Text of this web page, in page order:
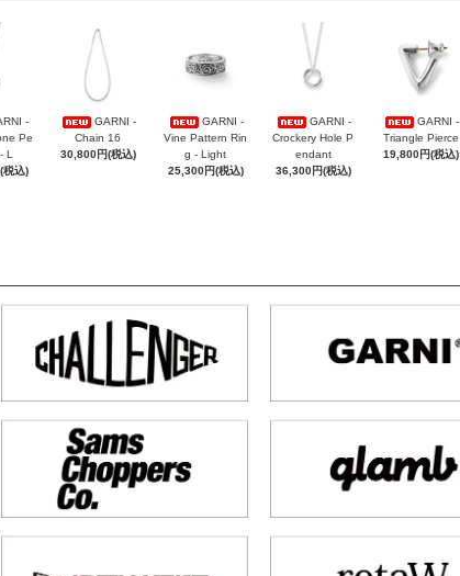
-
Pe
L
込)
GARNI -
Chain 16
30,800円(税込)
GARNI -
Vine Pattern Rin
g - Light
25,300円(税込)
GARNI -
Crockery Hole P
endant
36,300円(税込)
GARNI -
Triangle Pierce
19,800円(税込)